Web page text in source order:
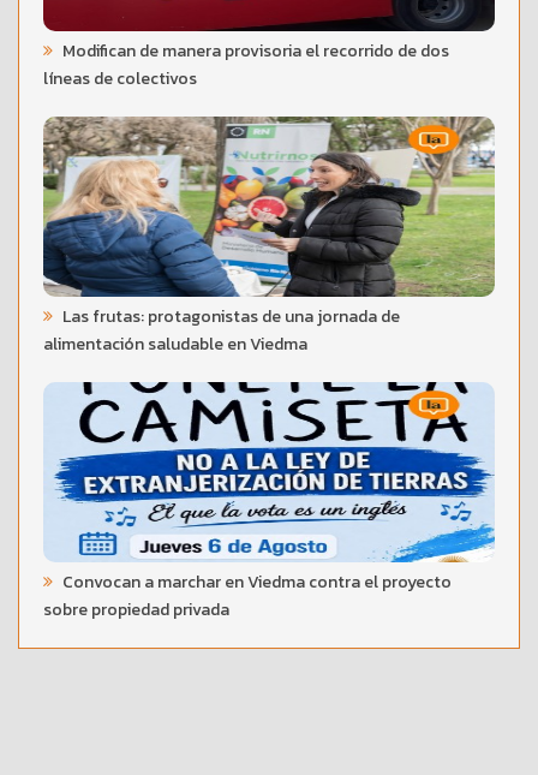
Modifican de manera provisoria el recorrido de dos
líneas de colectivos
Las frutas: protagonistas de una jornada de
alimentación saludable en Viedma
Convocan a marchar en Viedma contra el proyecto
sobre propiedad privada